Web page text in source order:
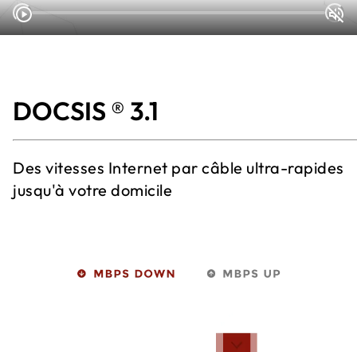
DOCSIS ® 3.1
Des vitesses Internet par câble ultra-rapides
jusqu'à votre domicile